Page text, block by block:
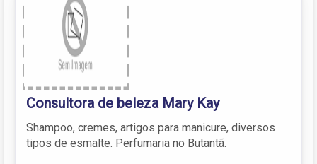
Consultora de beleza Mary Kay
Shampoo, cremes, artigos para manicure, diversos
tipos de esmalte. Perfumaria no Butantã.